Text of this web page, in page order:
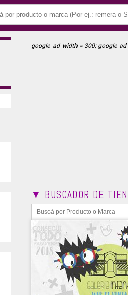
google_ad_width = 300;
▼ BUSCADOR DE